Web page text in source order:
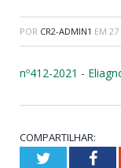
POR CR2-ADMIN1 EM 27
nº412-2021 -
COMPARTILHAR:
Twitter